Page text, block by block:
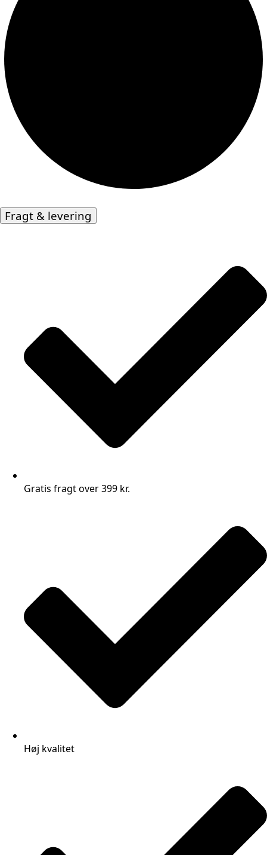
Fragt & levering
Gratis fragt over 399 kr.
Høj kvalitet